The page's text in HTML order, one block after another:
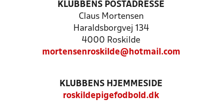
KLUBBENS POSTADRESSE
Claus Mortensen
Haraldsborgvej 134
4000 Roskilde
mortensenroskilde@hotmail.com
KLUBBENS HJEMMESIDE
roskildepigefodbold.dk